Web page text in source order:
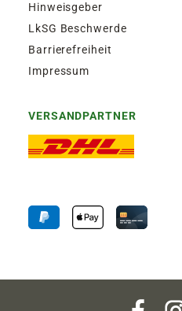
Hinweisgeber
LkSG Beschwerde
Barrierefreiheit
Impressum
VERSANDPARTNER